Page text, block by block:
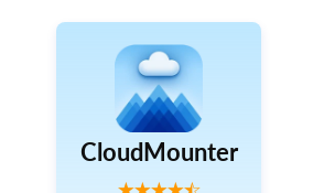
CloudMounter